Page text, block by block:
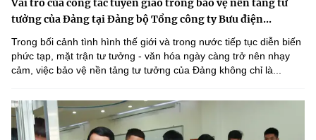
Vai trò của công tác tuyên giáo trong bảo vệ nền tảng tư
tưởng của Đảng tại Đảng bộ Tổng công ty Bưu điện...
Trong bối cảnh tình hình thế giới và trong nước tiếp tục diễn biến
phức tạp, mặt trận tư tưởng - văn hóa ngày càng trở nên nhạy
cảm, việc bảo vệ nền tảng tư tưởng của Đảng không chỉ là...